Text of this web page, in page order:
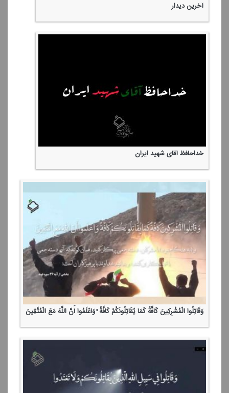
آخرین دیدار
خداحافظ آقای شهید ایران
وَقَاتِلُوا الْمُشْرِكِینَ كَافَّةً كَمَا یُقَاتِلُونَكُمْ كَافَّةً ۚ وَاعْلَمُوا أَنَّ اللَّهَ مَعَ الْمُتَّقِینَ